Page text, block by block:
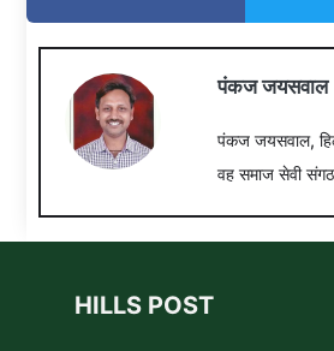
पंकज जयसवाल
पंकज जयसवाल,
वह समाज सेवी
HILLS POST